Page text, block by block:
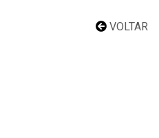
VOLTAR